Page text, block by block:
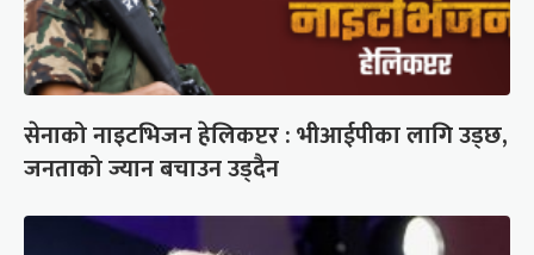
सेनाको नाइटभिजन हेलिकप्टर : भीआईपीका लागि उड्छ,
जनताको ज्यान बचाउन उड्दैन